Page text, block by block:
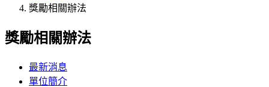
獎勵相關辦法
獎勵相關辦法
最新消息
單位簡介